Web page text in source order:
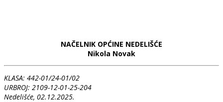
NAČELNIK OPĆINE NEDELIŠĆE
Nikola Novak
KLASA: 442-01/24-01/02
URBROJ: 2109-12-01-25-204
Nedelišće, 02.12.2025.